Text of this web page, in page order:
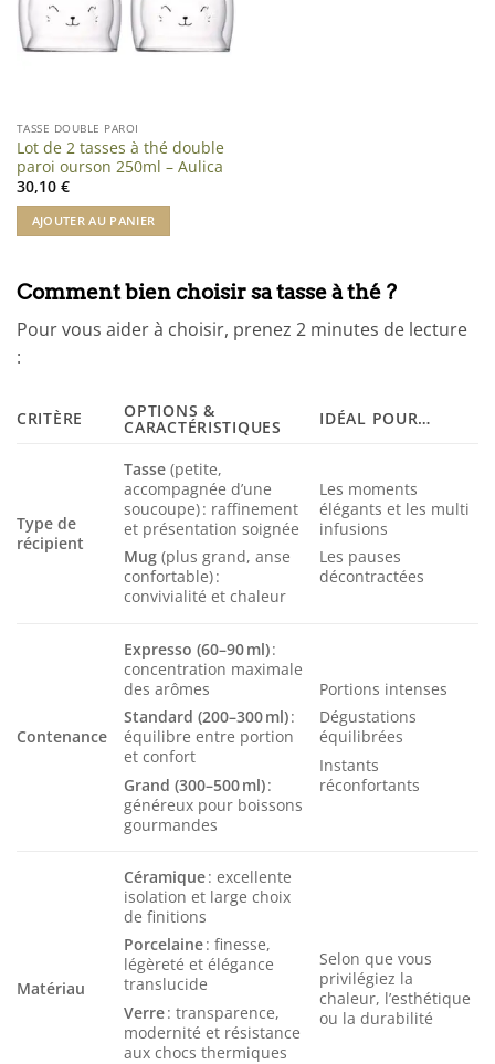
TASSE DOUBLE PAROI
Lot de 2 tasses à thé double
paroi ourson 250ml – Aulica
30,10 €
AJOUTER AU PANIER
Comment bien choisir sa tasse à thé ?
Pour vous aider à choisir, prenez 2 minutes de lecture
:
CRITÈRE OPTIONS &
CARACTÉRISTIQUES IDÉAL POUR…
Type de
récipient
Tasse (petite,
accompagnée d’une
soucoupe) : raffinement
et présentation soignée
Mug (plus grand, anse
confortable) :
convivialité et chaleur
Les moments
élégants et les multi
infusions
Les pauses
décontractées
Contenance
Expresso (60–90 ml):
concentration maximale
des arômes
Standard (200–300 ml):
équilibre entre portion
et confort
Grand (300–500 ml):
généreux pour boissons
gourmandes
Portions intenses
Dégustations
équilibrées
Instants
réconfortants
Matériau
Céramique: excellente
isolation et large choix
de finitions
Porcelaine: finesse,
légèreté et élégance
translucide
Verre: transparence,
modernité et résistance
aux chocs thermiques
Selon que vous
privilégiez la
chaleur, l’esthétique
ou la durabilité